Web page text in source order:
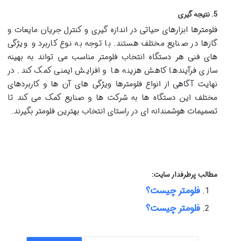
5. نتیجه گیری
فلومترها ابزارهای حیاتی در اندازه گیری و کنترل جریان مایعات و
گازها در صنایع مختلف هستند. با توجه به نوع کاربرد و ویژگی
های فنی هر دستگاه انتخاب فلومتر مناسب می تواند به بهینه
سازی فرآیندها کاهش هزینه ها و افزایش ایمنی کمک کند. در
نهایت آگاهی از انواع فلومترها ویژگی های آن ها و کاربردهای
مختلف این دستگاه ها به شرکت ها و صنایع کمک می کند تا
تصمیمات هوشمندانه ای در راستای انتخاب بهترین فلومتر بگیرند.
مطالب پرطرفدار سایت:
فلومتر چیست؟
فلومتر چیست؟